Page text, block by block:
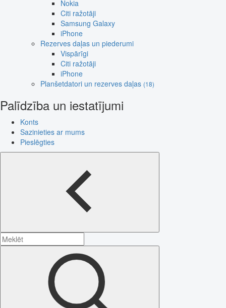
Nokia
Citi ražotāji
Samsung Galaxy
iPhone
Rezerves daļas un piederumi
Vispārīgi
Citi ražotāji
iPhone
Planšetdatori un rezerves daļas (18)
Palīdzība un iestatījumi
Konts
Sazinieties ar mums
Pieslēgties